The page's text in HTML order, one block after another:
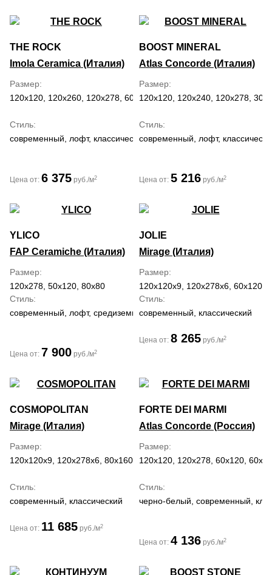
THE ROCK
Imola Ceramica (Италия)
Размер
120x120, 120x260, 120x278, 60x120, 60x60
Стиль
современный, лофт, классический
Цена от: 6 375 руб./м2
BOOST MINERAL
Atlas Concorde (Италия)
Размер
120x120, 120x240, 120x278,
Стиль
современный, лофт,
Цена от: 5 216 руб./м2
YLICO
FAP Ceramiche (Италия)
Размер
120x278, 50x120, 80x80
Стиль
современный, лофт, средиземноморский, барокко, ар деко,
Цена от: 7 900 руб./м2
JOLIE
Mirage (Италия)
Размер
120x120x9, 120x278x6, 60x120
Стиль
современный, классический
Цена от: 8 265 руб./м2
COSMOPOLITAN
Mirage (Италия)
Размер
120x120x9, 120x278x6, 80x160, 80x80
Стиль
современный, классический
Цена от: 11 685 руб./м2
FORTE DEI MARMI
Atlas Concorde (Россия)
Размер
120x120, 120x278, 60x120,
Стиль
черно-белый, современный,
Цена от: 4 136 руб./м2